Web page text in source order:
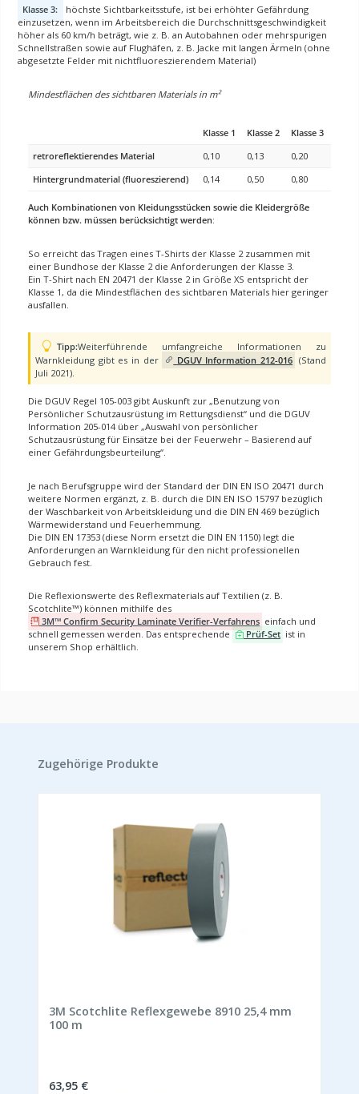
Klasse 3:
höchste Sichtbarkeitsstufe, ist bei erhöhter Gefährdung
einzusetzen, wenn im Arbeitsbereich die Durchschnittsgeschwindigkeit
höher als 60 km/h beträgt, wie z. B. an Autobahnen oder mehrspurigen
Schnellstraßen sowie auf Flughäfen, z. B. Jacke mit langen Ärmeln (ohne
abgesetzte Felder mit nichtfluoreszierendem Material)
Mindestflächen des sichtbaren Materials in m²
Klasse 1 Klasse 2
Klasse 3
retroreflektierendes Material
0,10 0,13
0,20
Hintergrundmaterial (fluoreszierend)
0,14 0,50 0,80
Auch Kombinationen von Kleidungsstücken sowie die Kleidergröße
können bzw. müssen berücksichtigt werden:
So erreicht das Tragen eines T-Shirts der Klasse 2 zusammen mit
einer Bundhose der Klasse 2 die Anforderungen der Klasse 3.
Ein T-Shirt nach EN 20471 der Klasse 2 in Größe XS entspricht der
Klasse 1, da die Mindestflächen des sichtbaren Materials hier geringer
ausfallen.
Tipp:Weiterführende umfangreiche Informationen zu
Warnkleidung gibt es in der
DGUV Information 212-016 (Stand
Juli 2021).
Die DGUV Regel 105-003 gibt Auskunft zur „Benutzung von
Persönlicher Schutzausrüstung im Rettungsdienst“ und die DGUV
Information 205-014 über „Auswahl von persönlicher
Schutzausrüstung für Einsätze bei der Feuerwehr – Basierend auf
einer Gefährdungsbeurteilung“.
Je nach Berufsgruppe wird der Standard der DIN EN ISO 20471 durch
weitere Normen ergänzt, z. B. durch die DIN EN ISO 15797 bezüglich
der Waschbarkeit von Arbeitskleidung und die DIN EN 469 bezüglich
Wärmewiderstand und Feuerhemmung.
Die DIN EN 17353 (diese Norm ersetzt die DIN EN 1150) legt die
Anforderungen an Warnkleidung für den nicht professionellen
Gebrauch fest.
Die Reflexionswerte des Reflexmaterials auf Textilien (z. B.
Scotchlite™) können mithilfe des
3M™ Confirm Security Laminate Verifier-Verfahrens einfach und
schnell gemessen werden. Das entsprechende
Prüf-Set ist in
unserem Shop erhältlich.
Produktgalerie überspringen
Zugehörige Produkte
3M Scotchlite Reflexgewebe 8910 25,4 mm
100 m
Regulärer Preis:
63,95 €